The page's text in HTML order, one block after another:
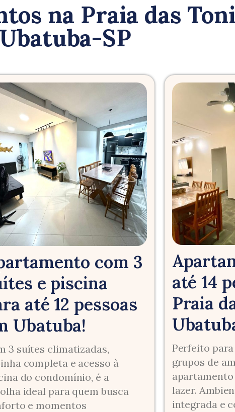
na Praia das
Ubatuba-SP
com 3
e piscina
até 12 pessoas
Ubatuba!
3 suítes climatizadas,
completa e acesso à
do condomínio, é a
ideal para quem busca
e momentos
até 14
Praia
Perfeito
grupos de
lazer.
integrada e